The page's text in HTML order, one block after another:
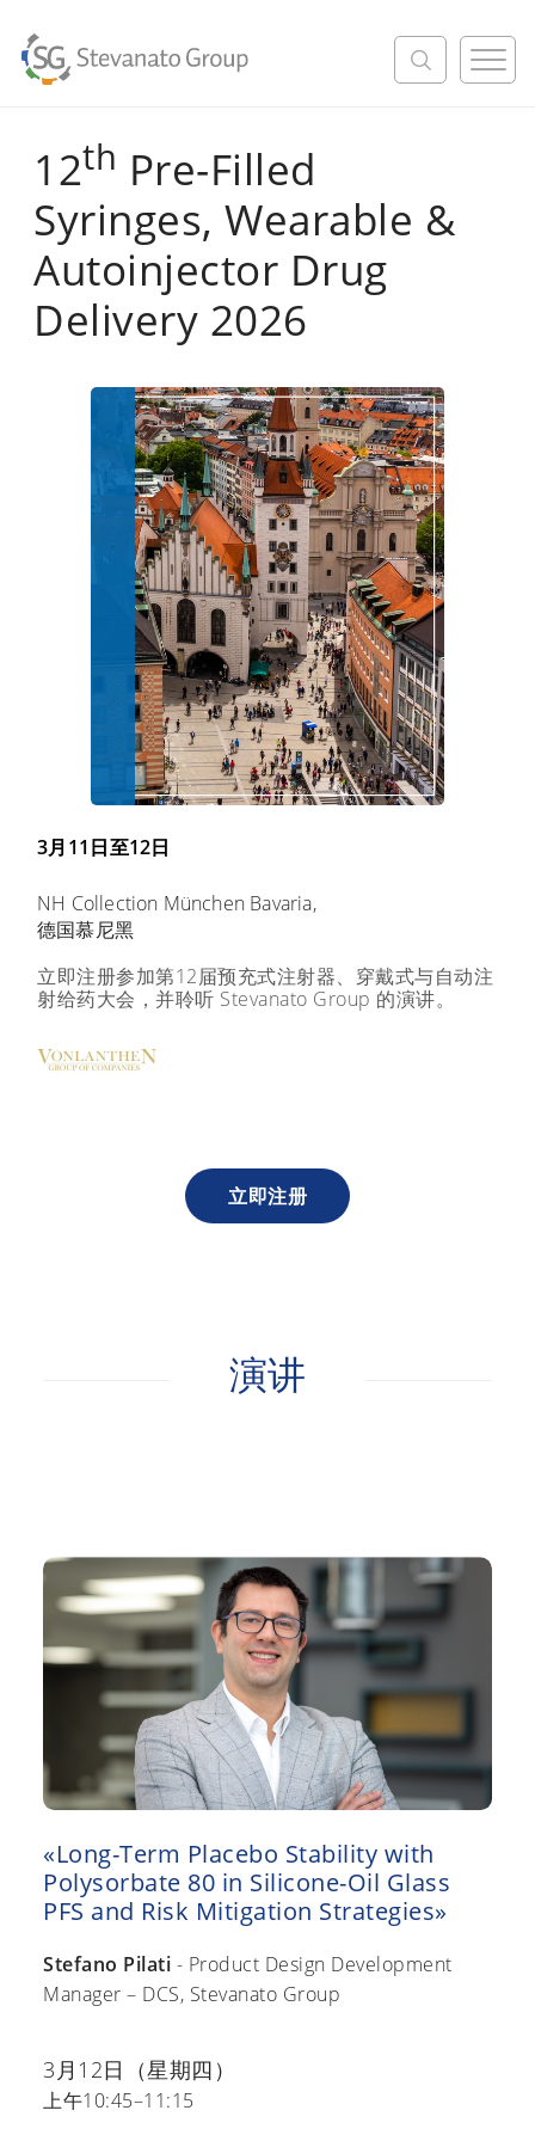
M
e
12th Pre-Filled
Syringes, Wearable &
Autoinjector Drug
Delivery 2026
3月11日至12日
NH Collection München Bavaria,
德国慕尼黑
立即注册参加第12届预充式注射器、穿戴式与自动注
射给药大会，并聆听 Stevanato Group 的演讲。
立即注册
演讲
«Long-Term Placebo Stability with
Polysorbate 80 in Silicone-Oil Glass
PFS and Risk Mitigation Strategies»
Stefano Pilati - Product Design Development
Manager – DCS, Stevanato Group
3月12日（星期四）
上午10:45–11:15